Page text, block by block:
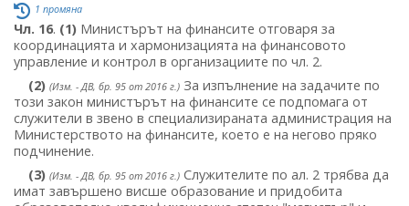
1 промяна
Чл. 16. (1) Министърът на финансите отговаря за
координацията и хармонизацията на финансовото
управление и контрол в организациите по чл. 2.
(2) (Изм. - ДВ, бр. 95 от 2016 г.) За изпълнение на задачите по
този закон министърът на финансите се подпомага от
служители в звено в специализираната администрация на
Министерството на финансите, което е на негово пряко
подчинение.
(3) (Изм. - ДВ, бр. 95 от 2016 г.) Служителите по ал. 2 трябва да
имат завършено висше образование и придобита